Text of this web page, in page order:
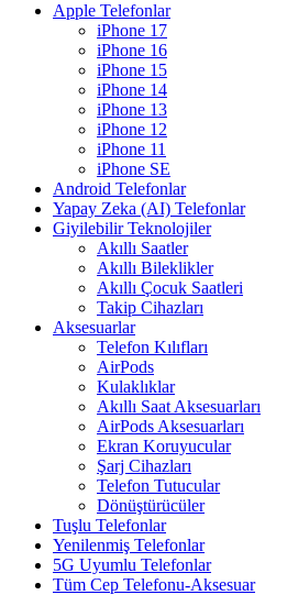
Apple Telefonlar
iPhone 17
iPhone 16
iPhone 15
iPhone 14
iPhone 13
iPhone 12
iPhone 11
iPhone SE
Android Telefonlar
Yapay Zeka (AI) Telefonlar
Giyilebilir Teknolojiler
Akıllı Saatler
Akıllı Bileklikler
Akıllı Çocuk Saatleri
Takip Cihazları
Aksesuarlar
Telefon Kılıfları
AirPods
Kulaklıklar
Akıllı Saat Aksesuarları
AirPods Aksesuarları
Ekran Koruyucular
Şarj Cihazları
Telefon Tutucular
Dönüştürücüler
Tuşlu Telefonlar
Yenilenmiş Telefonlar
5G Uyumlu Telefonlar
Tüm Cep Telefonu-Aksesuar